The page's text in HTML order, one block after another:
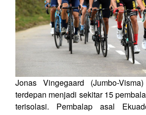
Jonas Vingegaard (Jumbo-
terdepan menjadi sekitar 15
terisolasi. Pembalap asal